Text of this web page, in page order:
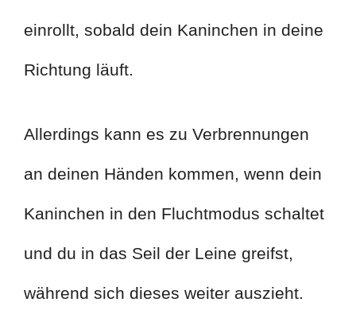
einrollt, sobald dein Kaninchen in deine
Richtung läuft.
Allerdings kann es zu Verbrennungen
an deinen Händen kommen, wenn dein
Kaninchen in den Fluchtmodus schaltet
und du in das Seil der Leine greifst,
während sich dieses weiter auszieht.